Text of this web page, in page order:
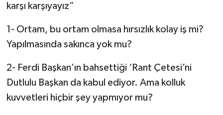
karşı karşıyayız”
1- Ortam, bu ortam olmasa hırsızlık kolay iş mi?
Yapılmasında sakınca yok mu?
2- Ferdi Başkan’ın bahsettiği ‘Rant Çetesi’ni
Dutlulu Başkan da kabul ediyor. Ama kolluk
kuvvetleri hiçbir şey yapmıyor mu?